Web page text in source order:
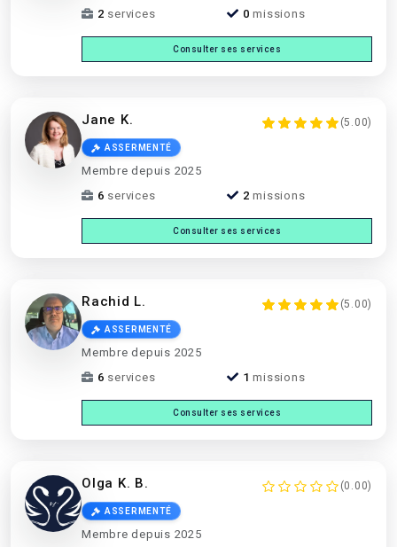
2 services 0 missions
Consulter ses services
Jane K. (5.00)
ASSERMENTÉ
Membre depuis 2025
6 services 2 missions
Consulter ses services
Rachid L. (5.00)
ASSERMENTÉ
Membre depuis 2025
6 services 1 missions
Consulter ses services
Olga K. B. (0.00)
ASSERMENTÉ
Membre depuis 2025